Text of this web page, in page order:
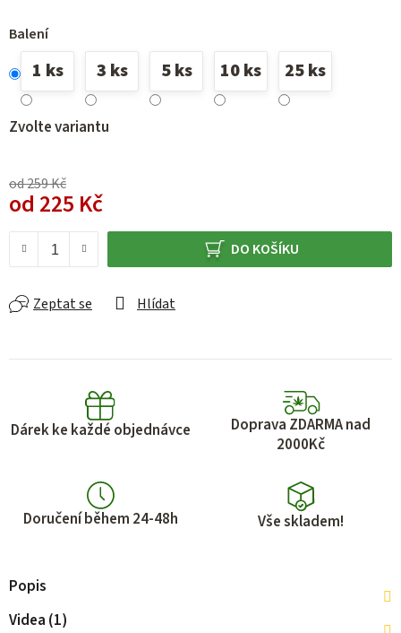
Balení
1 ks 3 ks 5 ks 10 ks 25 ks
Zvolte variantu
od 259 Kč
od 225 Kč
DO KOŠÍKU
Zeptat se Hlídat
Dárek ke každé objednávce
Doprava ZDARMA nad
2000Kč
Doručení během 24-48h Vše skladem!
Popis
Videa (1)